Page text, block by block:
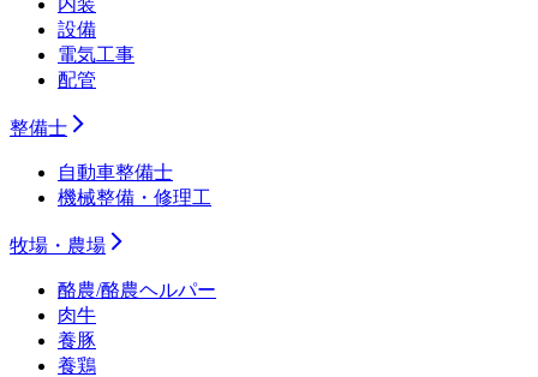
設備
電気工事
配管
整備士
自動車整備士
機械整備・修理工
牧場・農場
酪農/酪農ヘルパー
肉牛
養豚
養鶏